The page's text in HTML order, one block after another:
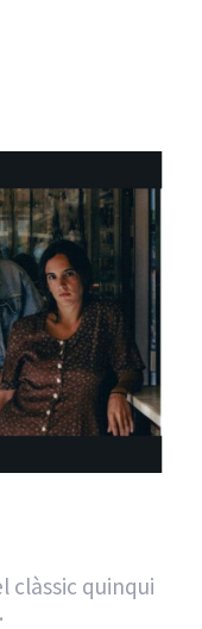
clàssic quinqui